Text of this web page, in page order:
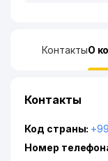
КонтактыО
Контакты
Код страны:
Номер